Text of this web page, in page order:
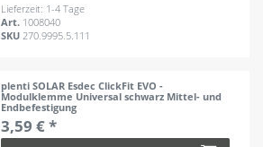
Lieferzeit: 1-4 Tage
Art. 1008040
SKU 270.9995.5.111
plenti SOLAR Esdec ClickFit EVO -
Modulklemme Universal schwarz Mittel- und
Endbefestigung
3,59 € *